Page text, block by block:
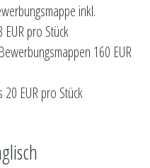
inkl.
pro Stück
160 EUR
EUR pro Stück